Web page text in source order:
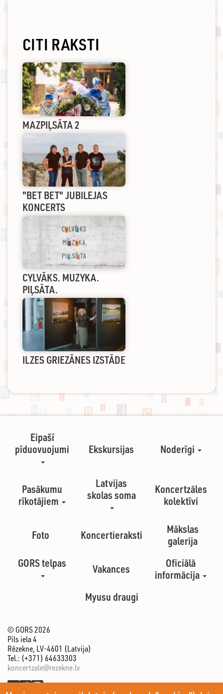
CITI RAKSTI
MAZPIĻSĀTA 2
"BET BET" JUBILEJAS
KONCERTS
CYLVĀKS. MUZYKA.
PIĻSĀTA.
ILZES GRIEZĀNES IZSTĀDE
Eipašī
pīduovuojumi
Ekskursijas Noderīgi
Pasākumu
rīkotājiem
Latvijas
skolas soma
Koncertzāles
kolektīvi
Foto Koncertieraksti
Mākslas
galerija
GORS telpas
Vakances
Oficiālā
informācija
Myusu draugi
© GORS 2026
Pils iela 4
Rēzekne, LV-4601 (Latvija)
Tel.: (+371) 64633303
koncertzale@rezekne.lv